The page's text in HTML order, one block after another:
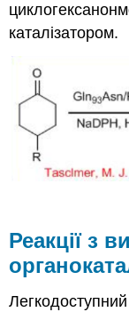
каталізатором.
Реакції з